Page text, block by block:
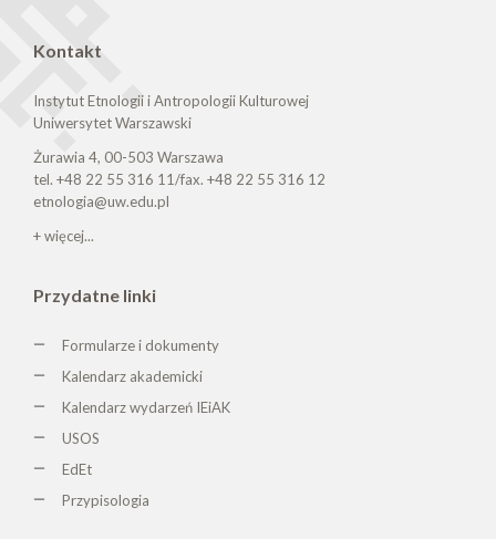
Kontakt
Instytut Etnologii i Antropologii Kulturowej
Uniwersytet Warszawski
Żurawia 4, 00-503 Warszawa
tel. +48 22 55 316 11/fax. +48 22 55 316 12
etnologia@uw.edu.pl
+ więcej...
Przydatne linki
Formularze i dokumenty
Kalendarz akademicki
Kalendarz wydarzeń IEiAK
USOS
EdEt
Przypisologia